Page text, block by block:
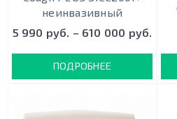
неинвазивный
5 990 руб. – 610 000 руб.
ПОДРОБНЕЕ